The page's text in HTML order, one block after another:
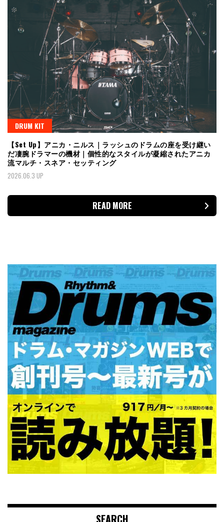
DRUM KIT
【Set Up】アニカ・ニルス｜ラッシュのドラムの座を受け継い
だ凄腕ドラマーの機材｜個性的なスタイルが凝縮されたアニカ
流マルチ・スネア・セッティング
2026.06.3 UP
READ MORE
SEARCH